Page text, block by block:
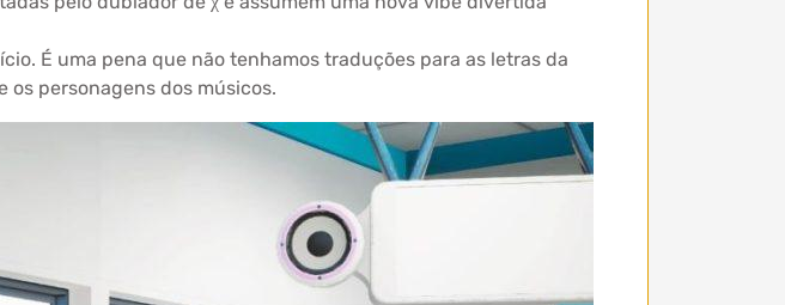
É uma pena que não tenhamos traduções para as letras da
personagens dos músicos.